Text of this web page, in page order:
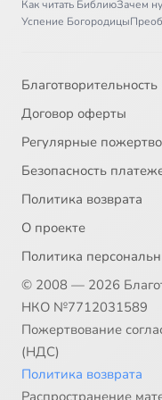
33
35
36
38
Как читать БиблиюЗачем
Успение Богородицы
Благотворительность
Договор оферты
Регулярные
Безопасность
Политика возврата
О проекте
Политика
© 2008 — 2026
НКО №7712031589
Пожертвование
(НДС)
Политика возврата